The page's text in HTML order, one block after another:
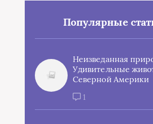
Популярные
Неизведанная
Удивительные
Северной Америки
1